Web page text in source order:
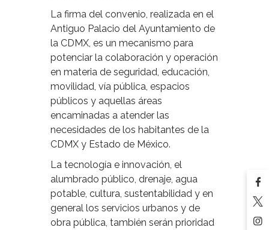
La firma del convenio, realizada en el
Antiguo Palacio del Ayuntamiento de
la CDMX, es un mecanismo para
potenciar la colaboración y operación
en materia de seguridad, educación,
movilidad, vía pública, espacios
públicos y aquellas áreas
encaminadas a atender las
necesidades de los habitantes de la
CDMX y Estado de México.
La tecnología e innovación, el
alumbrado público, drenaje, agua
potable, cultura, sustentabilidad y en
general los servicios urbanos y de
obra pública, también serán prioridad